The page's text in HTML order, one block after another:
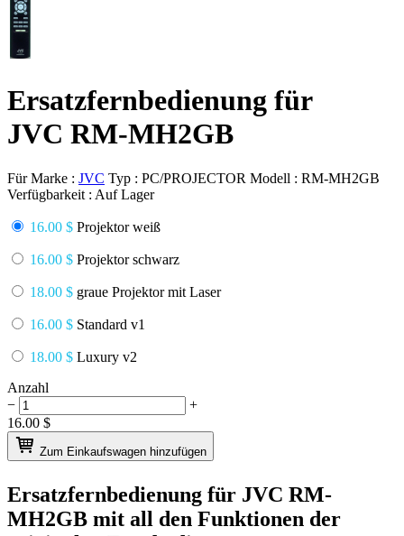
Ersatzfernbedienung für
JVC RM-MH2GB
Für Marke : JVC Typ : PC/PROJECTOR Modell : RM-MH2GB
Verfügbarkeit : Auf Lager
16.00 $ Projektor weiß
16.00 $ Projektor schwarz
18.00 $ graue Projektor mit Laser
16.00 $ Standard v1
18.00 $ Luxury v2
Anzahl
−
+
16.00 $
Zum Einkaufswagen hinzufügen
Ersatzfernbedienung für JVC RM-
MH2GB mit all den Funktionen der